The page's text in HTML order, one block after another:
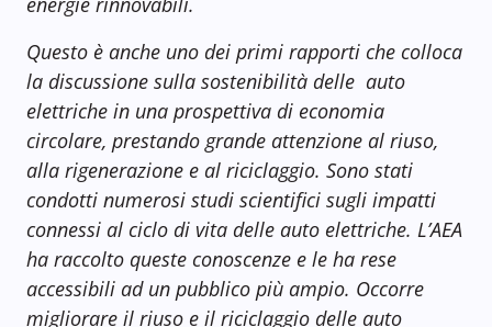
Questo è anche uno dei primi rapporti che colloca
la discussione sulla sostenibilità delle auto
elettriche in una prospettiva di economia
circolare, prestando grande attenzione al riuso,
alla rigenerazione e al riciclaggio. Sono stati
condotti numerosi studi scientifici sugli impatti
connessi al ciclo di vita delle auto elettriche. L’AEA
ha raccolto queste conoscenze e le ha rese
accessibili ad un pubblico più ampio. Occorre
migliorare il riuso e il riciclaggio delle auto